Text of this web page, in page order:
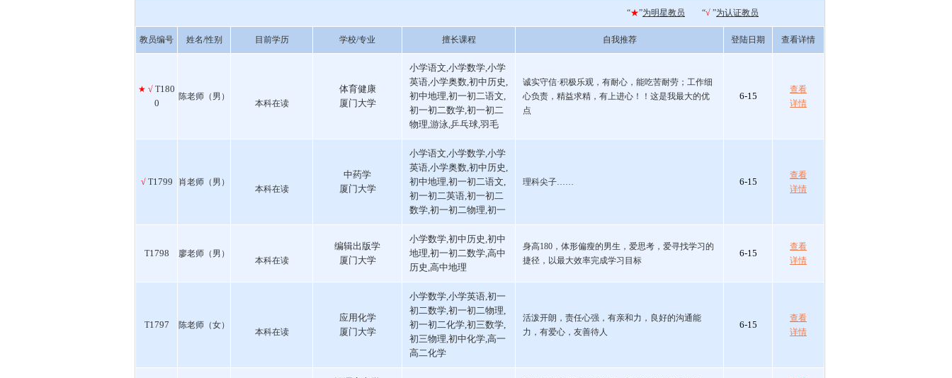
“★”为明星教员 “√ ”为认证教员
教员编号 姓名/性别 目前学历 学校/专业 擅长课程 自我推荐 登陆日期 查看详情
★ √ T180
0
陈老师（男）
本科在读
体育健康
厦门大学
小学语文,小学数学,小学
英语,小学奥数,初中历史,
初中地理,初一初二语文,
初一初二数学,初一初二
物理,游泳,乒乓球,羽毛
诚实守信·积极乐观，有耐心，能吃苦耐劳；工作细
心负责，精益求精，有上进心！！这是我最大的优
点
6-15
查看
详情
√T1799 肖老师（男）
本科在读
中药学
厦门大学
小学语文,小学数学,小学
英语,小学奥数,初中历史,
初中地理,初一初二语文,
初一初二英语,初一初二
数学,初一初二物理,初一
理科尖子…… 6-15
查看
详情
T1798 廖老师（男）
本科在读
编辑出版学
厦门大学
小学数学,初中历史,初中
地理,初一初二数学,高中
历史,高中地理
身高180，体形偏瘦的男生，爱思考，爱寻找学习的
捷径，以最大效率完成学习目标
6-15
查看
详情
T1797 陈老师（女）
本科在读
应用化学
厦门大学
小学数学,小学英语,初一
初二数学,初一初二物理,
初一初二化学,初三数学,
初三物理,初中化学,高一
高二化学
活泼开朗，责任心强，有亲和力，良好的沟通能
力，有爱心，友善待人
6-15
查看
详情